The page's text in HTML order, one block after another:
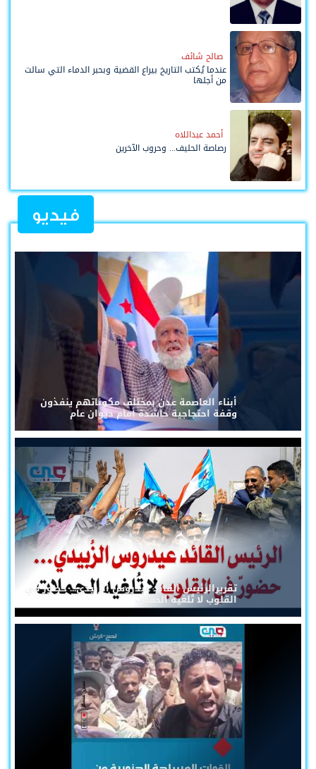
صالح شائف
عندما يُكتب التاريخ بيراع القضية وبحبر الدماء التي سالت
من أجلها
أحمد عبداللاه
رصاصة الحليف... وحروب الآخرين
فيديو
أبناء العاصمة عدن بمختلف مكوناتهم ينفذون
وقفة احتجاجية حاشدة أمام ديوان عام
تقريرالرئيس القائد عيدروس الزُبيدي... حضورٌ في
القلوب لا تُلغيه الحملات